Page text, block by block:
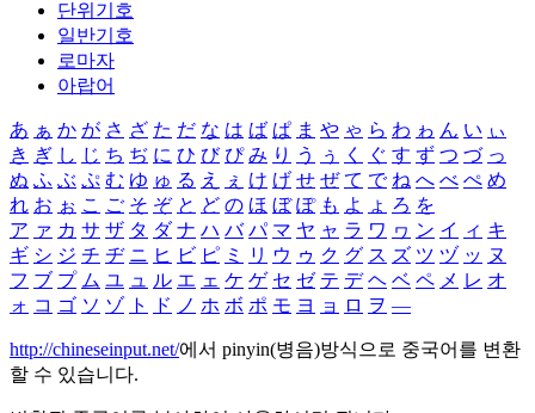
단위기호
일반기호
로마자
아랍어
あ ぁ か が さ ざ た だ な は ば ぱ ま や ゃ ら わ ゎ ん い ぃ
き ぎ し じ ち ぢ に ひ び ぴ み り う ぅ く ぐ す ず つ づ っ
ぬ ふ ぶ ぷ む ゆ ゅ る え ぇ け げ せ ぜ て で ね へ べ ぺ め
れ お ぉ こ ご そ ぞ と ど の ほ ぼ ぽ も よ ょ ろ を
ア ァ カ サ ザ タ ダ ナ ハ バ パ マ ヤ ャ ラ ワ ヮ ン イ ィ キ
ギ シ ジ チ ヂ ニ ヒ ビ ピ ミ リ ウ ゥ ク グ ス ズ ツ ヅ ッ ヌ
フ ブ プ ム ユ ュ ル エ ェ ケ ゲ セ ゼ テ デ ヘ ベ ペ メ レ オ
ォ コ ゴ ソ ゾ ト ド ノ ホ ボ ポ モ ヨ ョ ロ ヲ ―
http://chineseinput.net/에서 pinyin(병음)방식으로 중국어를 변환
할 수 있습니다.